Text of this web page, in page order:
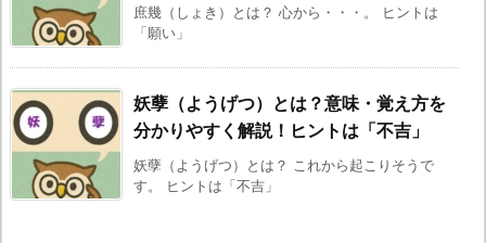
庶幾（しょき）とは？ 心から・・・。 ヒントは
「願い」
妖孽（ようげつ）とは？意味・覚え方を
分かりやすく解説！ヒントは「不吉」
妖孽（ようげつ）とは？ これから起こりそうで
す。 ヒントは「不吉」